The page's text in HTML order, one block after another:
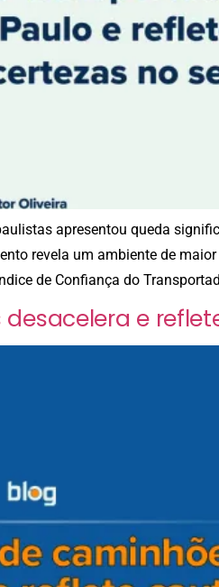
apresentou queda
revela um ambiente de
de Confiança do
e